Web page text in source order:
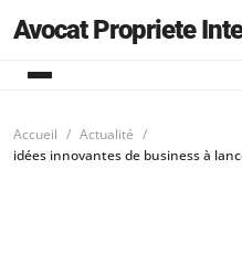
Avocat Propriete
Accueil
Actualité
idées innovantes de business à